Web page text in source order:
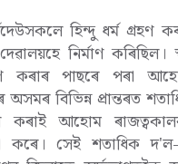
হিন্দু ধৰ্ম গ্ৰহণ
নিৰ্মাণ কৰিছিল।
কৰাৰ পাছৰে পৰা
অসমৰ বিভিন্ন প্ৰান্তৰত
কৰাই আহোম
কৰে। সেই শতাধিক